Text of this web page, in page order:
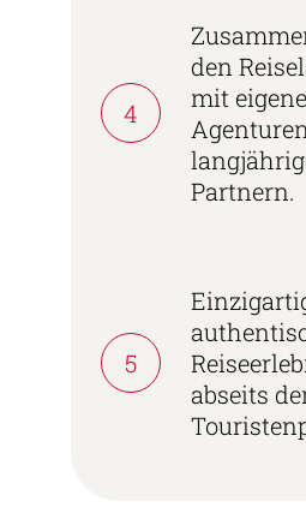
4
den
mit
Partnern.
5
abseits